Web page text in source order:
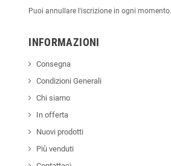
Puoi annullare l'iscrizione in ogni
INFORMAZIONI
Consegna
Condizioni Generali
Chi siamo
In offerta
Nuovi prodotti
Più venduti